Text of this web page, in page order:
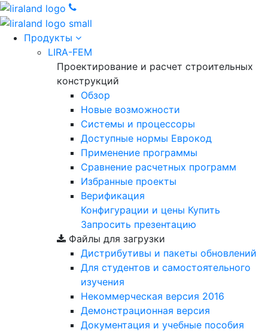
Продукты
LIRA-FEM
Проектирование и расчет строительных
конструкций
Обзор
Новые возможности
Cистемы и процессоры
Доступные нормы Еврокод
Применение программы
Сравнение расчетных программ
Избранные проекты
Верификация
Конфигурации и цены Купить
Запросить презентацию
Файлы для загрузки
Дистрибутивы и пакеты обновлений
Для студентов и самостоятельного
изучения
Некоммерческая версия 2016
Демонстрационная версия
Документация и учебные пособия